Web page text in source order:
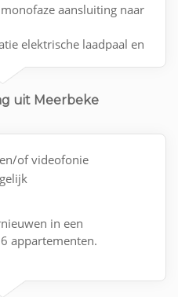
aansluiting naar
elektrische laadpaal en
uit Meerbeke
of videofonie
in een
appartementen.